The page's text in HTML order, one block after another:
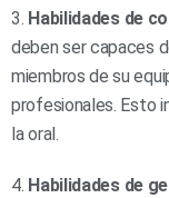
3. Habilidades de
deben ser capaces
miembros de su
profesionales. Esto
la oral.
4. Habilidades de